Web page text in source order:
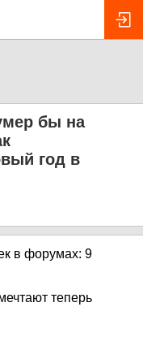
бы на
год в
теперь